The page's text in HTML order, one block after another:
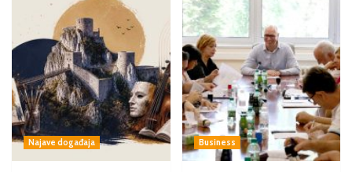
Najave događaja Business